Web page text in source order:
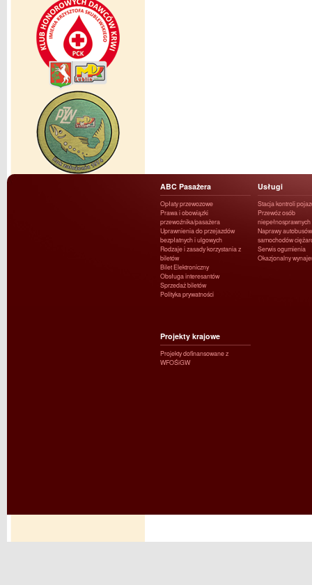
ABC Pasażera
Opłaty przewozowe
Prawa i obowiązki
przewoźnika/pasażera
Uprawnienia do przejazdów
bezpłatnych i ulgowych
Rodzaje i zasady korzystania z
biletów
Bilet Elektroniczny
Obsługa interesantów
Sprzedaż biletów
Polityka prywatności
Usługi
Stacja kontroli
Przewóz osób
niepełnosprawnych
Naprawy
samochodów
Serwis ogumienia
Okazjonalny
Projekty krajowe
Projekty dofinansowane z
WFOŚiGW